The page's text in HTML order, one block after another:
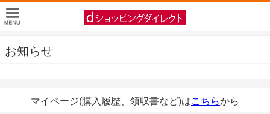
お知らせ
マイページ(購入履歴、領収書など)はこちらから